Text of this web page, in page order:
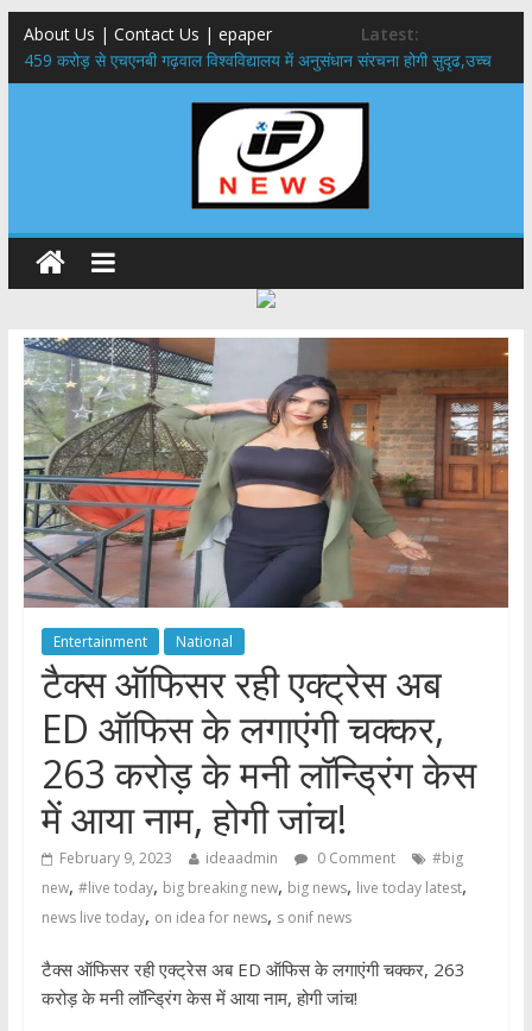
About Us | Contact Us | epaper
Latest:
459 करोड़ से एचएनबी गढ़वाल विश्वविद्यालय में अनुसंधान संरचना होगी सुदृढ,उच्च
शिक्षा मंत्री धन सिंह रावत ने नवनियुक्त केन्द्रीय शिक्षा मंत्री से की मुलाकात
राष्ट्रीय हथकरघा दिवस पर मुख्यमंत्री धामी ने उत्कृष्ट बुनकरों और हस्तशिल्प
​धामी कैबिनेट का बड़ा फैसला: पशुपालकों को 60% तक सब्सिडी, गंगा एक्सप्रेसवे का
​हरिद्वार से वीरभद्र (ऋषिकेश) तक निकली BJYM की भव्य कांवड़ यात्रा; तेजस्वी
सूर्या ने की देश व प्रदेशवासियों के कल्याण की कामना
24×7 अलर्ट मोड में रहें अधिकारी-मुख्य सचिव मानसून-एसईओसी से मुख्य सचिव ने
की विस्तृत समीक्षा कहा-बंद सड़कों को शीघ्र खोला जाए, लोगों को न हो दिक्कत
Entertainment National
टैक्स ऑफिसर रही एक्ट्रेस अब
ED ऑफिस के लगाएंगी चक्कर,
263 करोड़ के मनी लॉन्ड्रिंग केस
में आया नाम, होगी जांच!
February 9, 2023 ideaadmin 0 Comment
#big
new, #live today, big breaking new, big news, live today latest,
news live today, on idea for news, s onif news
टैक्स ऑफिसर रही एक्ट्रेस अब ED ऑफिस के लगाएंगी चक्कर, 263
करोड़ के मनी लॉन्ड्रिंग केस में आया नाम, होगी जांच!